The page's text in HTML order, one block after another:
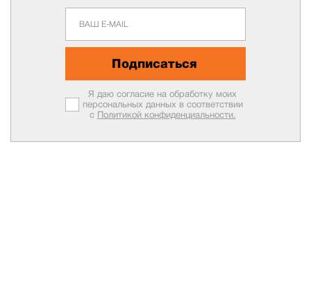
Подписаться
Я даю согласие на обработку моих
персональных данных в соответствии
с Политикой конфиденциальности.